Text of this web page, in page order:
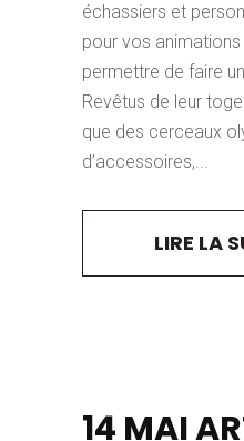
échassiers et
pour vos
permettre de faire
Revêtus de leur
que des cerceaux
d’accessoires,...
LIRE LA
14 MAI